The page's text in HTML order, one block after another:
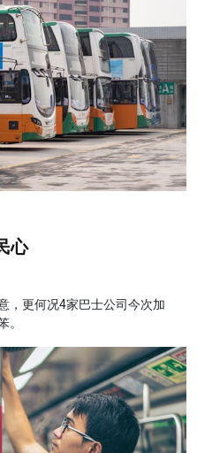
心
，更何况4家巴士公司今次加
。